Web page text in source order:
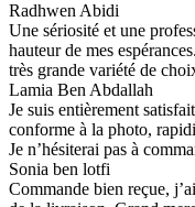
Radhwen Abidi
Une sériosité et une
hauteur de mes
très grande variété de
Lamia Ben Abdallah
Je suis entièrement
conforme à la photo,
Je n’hésiterai pas à
Sonia ben lotfi
Commande bien reçue,